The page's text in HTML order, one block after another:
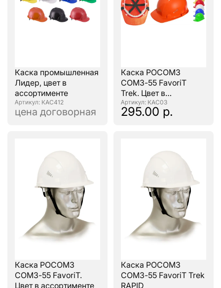
Каска промышленная
Лидер, цвет в
ассортименте
: КАС412
цена договорная
Каска РОСОМЗ
СОМЗ-55 FavoriT
Trek. Цвет в
ассортименте
: КАС03
295.00 р.
Каска РОСОМЗ
СОМЗ-55 FavoriT.
Цвет в ассортименте
Каска РОСОМЗ
СОМЗ-55 FavoriТ Trek
RAPID